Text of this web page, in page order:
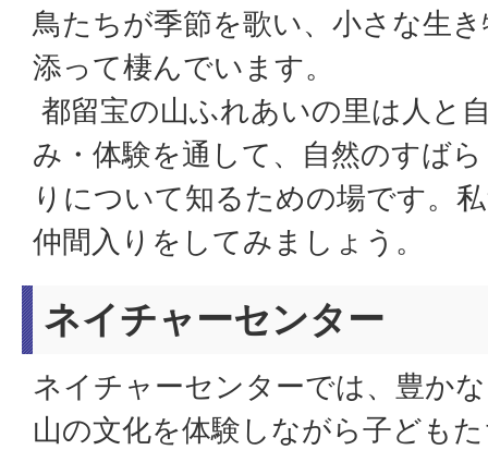
鳥たちが季節を歌い、小さな生
添って棲んでいます。
都留宝の山ふれあいの里は人と
み・体験を通して、自然のすば
りについて知るための場です。
仲間入りをしてみましょう。
ネイチャーセンター
ネイチャーセンターでは、豊か
山の文化を体験しながら子ども